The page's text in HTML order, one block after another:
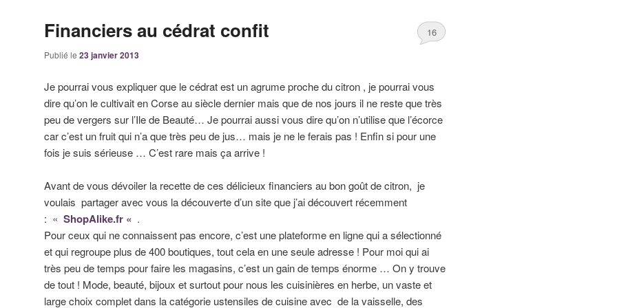
Financiers au cédrat confit
Publié le 23 janvier 2013
16
Je pourrai vous expliquer que le cédrat est un agrume proche du citron , je pourrai vous
dire qu’on le cultivait en Corse au siècle dernier mais que de nos jours il ne reste que très
peu de vergers sur l’Ile de Beauté… Je pourrai aussi vous dire qu’on n’utilise que l’écorce
car c’est un fruit qui n’a que très peu de jus… mais je ne le ferais pas ! Enfin si pour une
fois je suis sérieuse … C’est rare mais ça arrive !
Avant de vous dévoiler la recette de ces délicieux financiers au bon goût de citron, je
voulais partager avec vous la découverte d’un site que j’ai découvert récemment
: « ShopAlike.fr « .
Pour ceux qui ne connaissent pas encore, c’est une plateforme en ligne qui a sélectionné
et qui regroupe plus de 400 boutiques, tout cela en une seule adresse ! Pour moi qui ai
très peu de temps pour faire les magasins, c’est un gain de temps énorme … On y trouve
de tout ! Mode, beauté, bijoux et surtout pour nous les cuisinières en herbe, un vaste et
large choix complet dans la catégorie ustensiles de cuisine avec de la vaisselle, des